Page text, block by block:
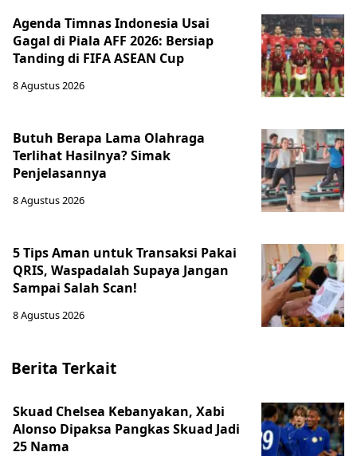
Agenda Timnas Indonesia Usai
Gagal di Piala AFF 2026: Bersiap
Tanding di FIFA ASEAN Cup
8 Agustus 2026
Butuh Berapa Lama Olahraga
Terlihat Hasilnya? Simak
Penjelasannya
8 Agustus 2026
5 Tips Aman untuk Transaksi Pakai
QRIS, Waspadalah Supaya Jangan
Sampai Salah Scan!
8 Agustus 2026
Berita Terkait
Skuad Chelsea Kebanyakan, Xabi
Alonso Dipaksa Pangkas Skuad Jadi
25 Nama